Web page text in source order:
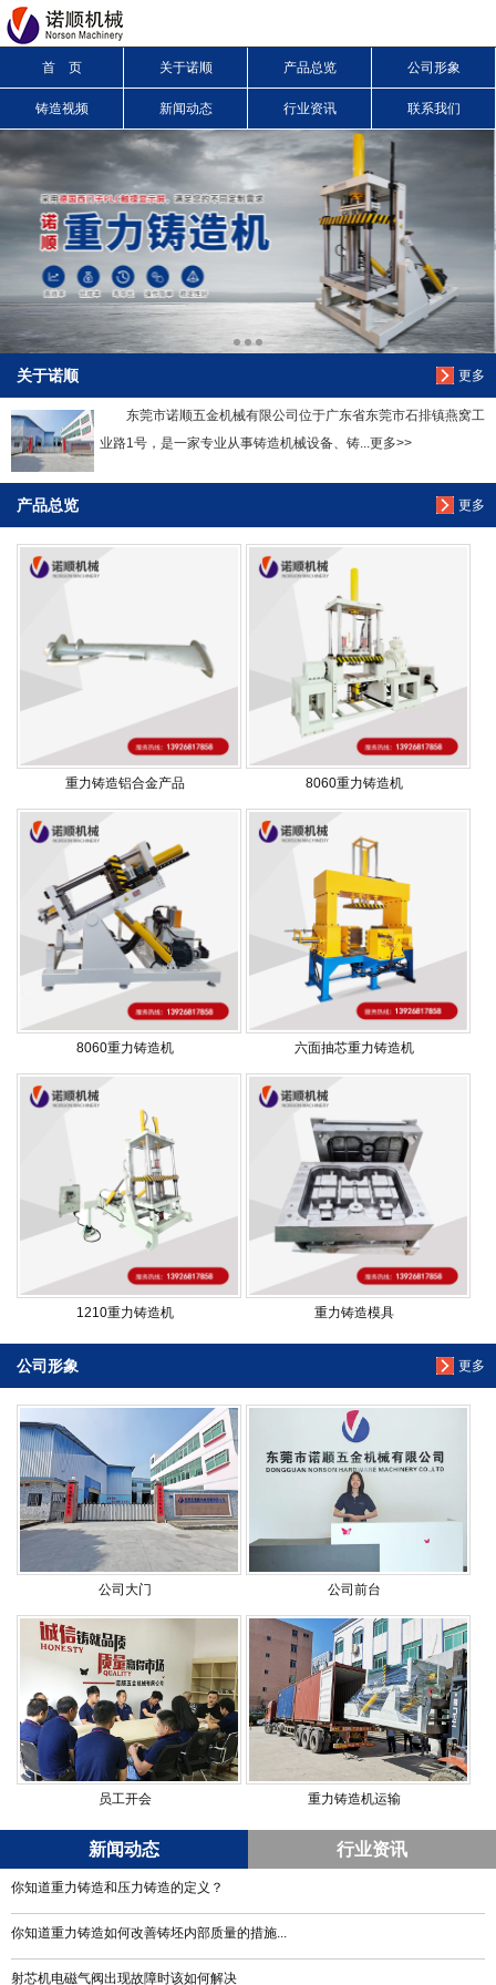
首 页 关于诺顺 产品总览 公司形象
铸造视频 新闻动态 行业资讯 联系我们
更多
关于诺顺
东莞市诺顺五金机械有限公司位于广东省东莞市石排镇燕窝工
业路1号，是一家专业从事铸造机械设备、铸...更多>>
更多
产品总览
重力铸造铝合金产品 8060重力铸造机
8060重力铸造机 六面抽芯重力铸造机
1210重力铸造机 重力铸造模具
更多
公司形象
公司大门 公司前台
员工开会 重力铸造机运输
新闻动态 行业资讯
你知道重力铸造和压力铸造的定义？
你知道重力铸造如何改善铸坯内部质量的措施...
射芯机电磁气阀出现故障时该如何解决
信息搜索
搜索